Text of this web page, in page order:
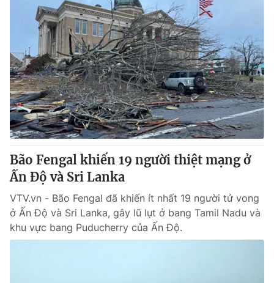
VTV Money VTV Thể thao
VTV Sức khoẻ Bất động sản
Thị trường 24h Tấm lòng Việt
VTV4 Vươn mình bằng AI
VTV9 VTV8
Liên hệ tòa soạn English
Bão Fengal khiến 19 người thiệt mạng ở
Ấn Độ và Sri Lanka
VTV.vn - Bão Fengal đã khiến ít nhất 19 người tử vong
ở Ấn Độ và Sri Lanka, gây lũ lụt ở bang Tamil Nadu và
khu vực bang Puducherry của Ấn Độ.